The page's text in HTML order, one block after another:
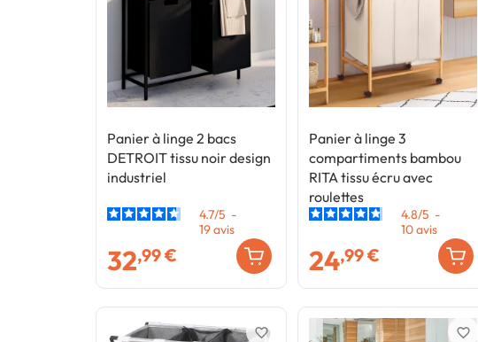
Panier à linge 2 bacs
DETROIT tissu noir design
industriel
4.7/5 -
19avis
32,99 €
Panier à linge 3
compartiments bambou
RITA tissu écru avec
roulettes
4.8/5 -
10avis
24,99 €
favorite_border favorite_border